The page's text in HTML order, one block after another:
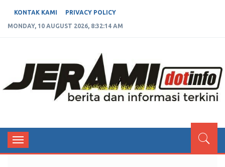
KONTAK KAMI PRIVACY POLICY
MONDAY, 10 AUGUST 2026, 8:32:15 AM
JERAMIDOTINFO
Toggle
navigation